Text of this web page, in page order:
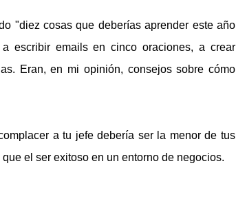
"diez cosas que deberías aprender este año
escribir emails en cinco oraciones, a crear
Eran, en mi opinión, consejos sobre cómo
a tu jefe debería ser la menor de tus
el ser exitoso en un entorno de negocios.